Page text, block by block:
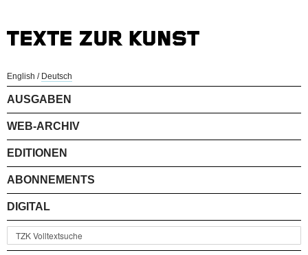
English / Deutsch
AUSGABEN
WEB-ARCHIV
EDITIONEN
ABONNEMENTS
DIGITAL